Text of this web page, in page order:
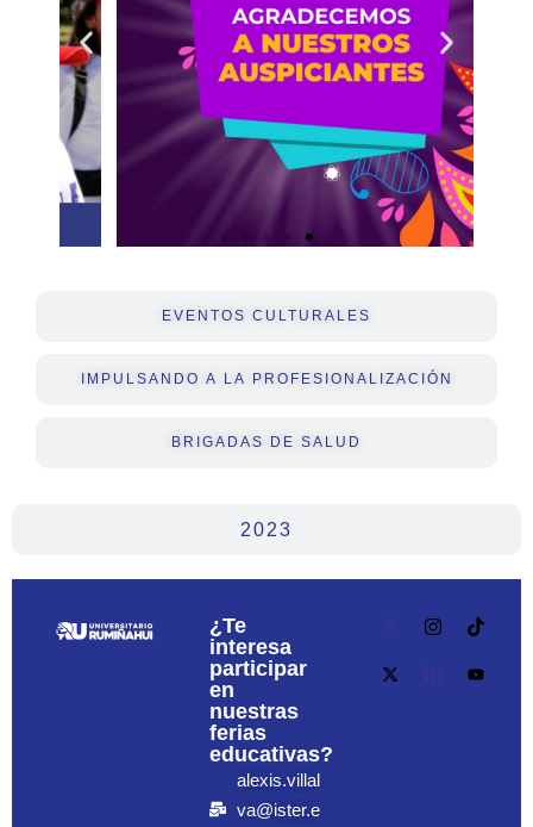
2023
EVENTOS CULTURALES
IMPULSANDO A LA PROFESIONALIZACIÓN
BRIGADAS DE SALUD
¿Te
interesa
participar
en
nuestras
ferias
educativas?
alexis.villal
va@ister.e